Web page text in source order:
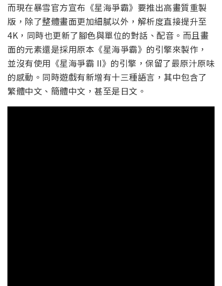
而現在暴雪官方宣布《星海爭霸》要推出高畫質重製
版，除了整體畫面更加細膩以外，解析度直接提升至
4K，同時也更新了腳色與單位的對話、配音。而且畫
面的元素還是採用原本《星海爭霸》的引擎來製作，
並沒有使用《星海爭霸 II》的引擎，保留了最原汁原味
的感動。同時遊戲有新增有十三種語言，其中包含了
繁體中文、簡體中文，甚至是日文。